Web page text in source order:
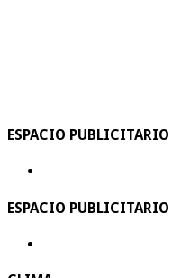
ESPACIO PUBLICITARIO
ESPACIO PUBLICITARIO